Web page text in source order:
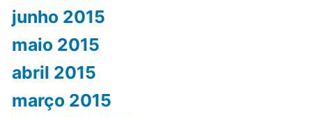
junho 2015
maio 2015
abril 2015
março 2015